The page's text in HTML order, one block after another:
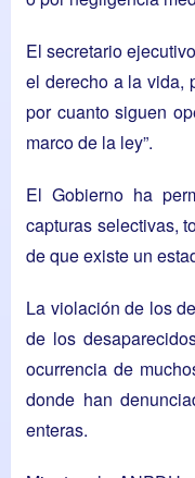
El secretario
el derecho a la vida,
por cuanto siguen
marco de la ley”.
El Gobierno ha
capturas selectivas,
de que existe un
La violación de los
de los
ocurrencia de
donde han
enteras.